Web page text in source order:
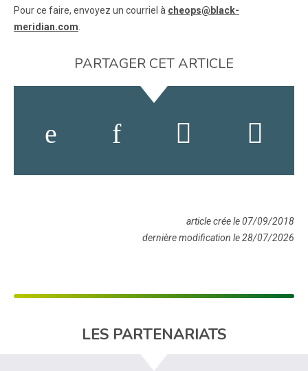
Pour ce faire, envoyez un courriel à cheops@black-
meridian.com
PARTAGER CET ARTICLE
article crée le 07/09/2018
dernière modification le 28/07/2026
LES PARTENARIATS